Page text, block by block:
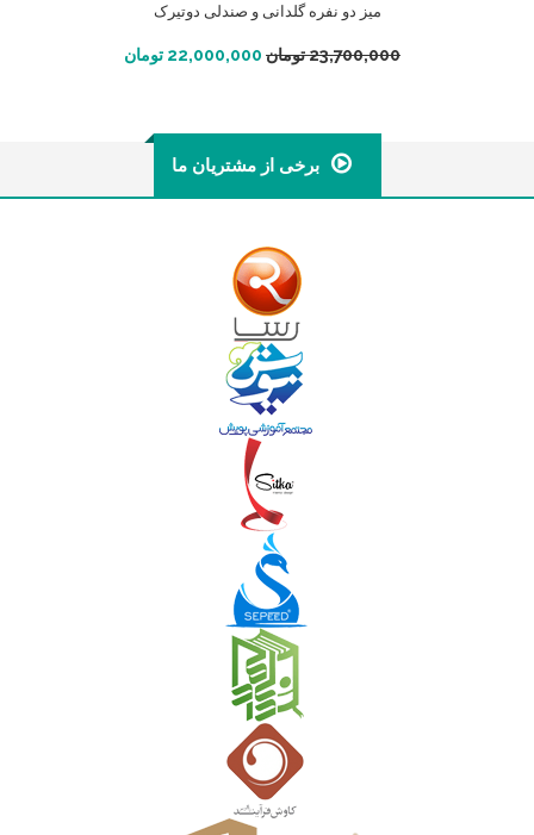
میز دو نفره گلدانی و صندلی دوتیرک
23,700,000تومان 22,000,000 تومان افزودن به سبد خرید
برخی از مشتریان ما